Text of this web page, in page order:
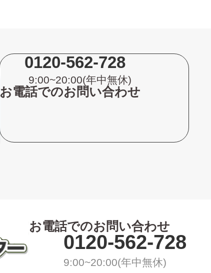
0120-562-728
9:00~20:00(年中無休)
お電話でのお問い合わせ
お電話でのお問い合わせ
0120-562-728
9:00~20:00(年中無休)